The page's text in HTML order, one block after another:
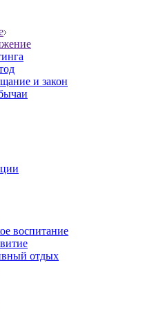
и закон
воспитание
отдых